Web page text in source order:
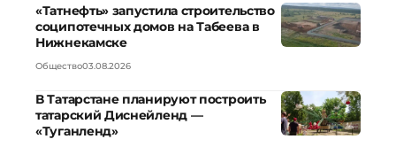
«Татнефть» запустила строительство
соципотечных домов на Табеева в
Нижнекамске
Общество03.08.2026
В Татарстане планируют построить
татарский Диснейленд —
«Туганленд»